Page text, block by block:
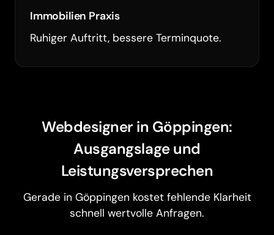
Immobilien Praxis
Ruhiger Auftritt, bessere Terminquote.
Webdesigner in Göppingen:
Ausgangslage und
Leistungsversprechen
Gerade in Göppingen kostet fehlende Klarheit
schnell wertvolle Anfragen.